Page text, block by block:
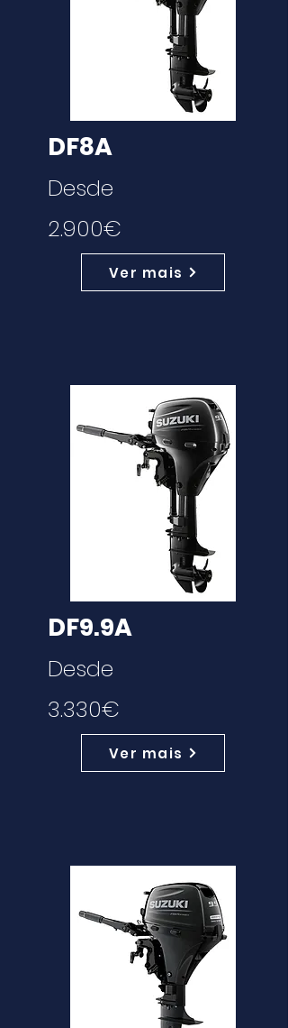
DF8A
Desde
2.900€
Ver mais
DF9.9A
Desde
3.330€
Ver mais